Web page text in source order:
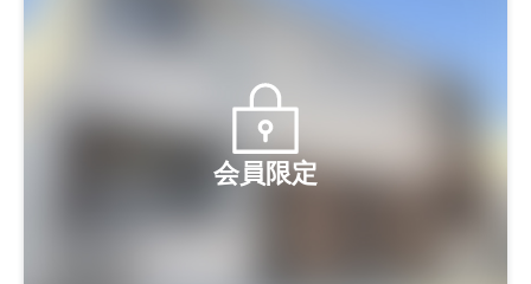
会員限定